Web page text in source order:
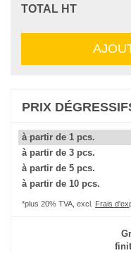
TOTAL HT
PRIX
à partir de 1 pcs.
à partir de 3 pcs.
à partir de 5 pcs.
à partir de 10 pcs.
*plus 20% TVA, excl. Frais